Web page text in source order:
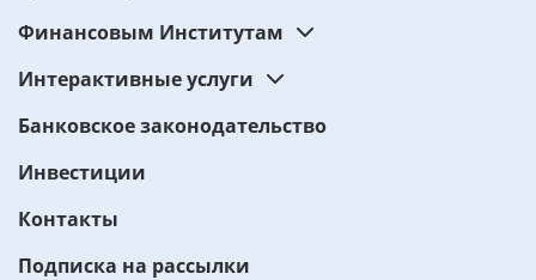
Финансовым Институтам
Интерактивные услуги
Банковское законодательство
Инвестиции
Контакты
Подписка на рассылки